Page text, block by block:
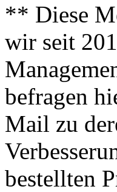
** Diese
wir seit
befragen
Mail zu
bestellten